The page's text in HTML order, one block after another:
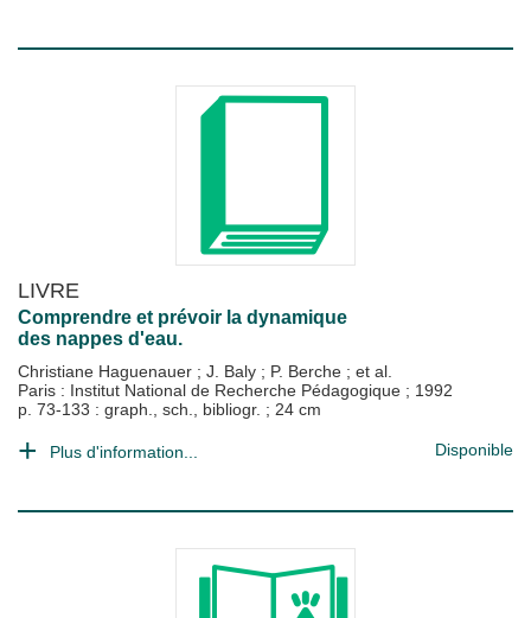
LIVRE
Comprendre et prévoir la dynamique
des nappes d'eau.
Christiane Haguenauer ; J. Baly ; P. Berche ; et al.
Paris : Institut National de Recherche Pédagogique ; 1992
p. 73-133 : graph., sch., bibliogr. ; 24 cm
Plus d'information... Disponible